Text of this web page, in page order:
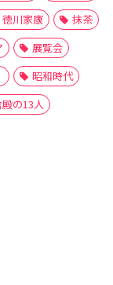
徳川家康
抹茶
展覧会
昭和時代
の13人